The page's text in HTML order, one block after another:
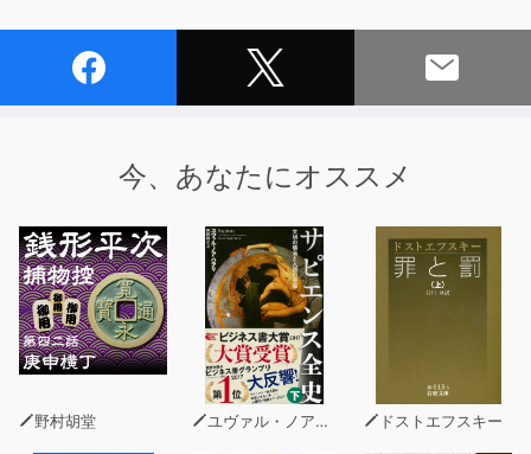
句やっと息を引き取れるひとが
数百件の「自然死」を見届けてきた著者の持論は、「死ぬ
のはがんに限る」ということ。
がん＝苦痛を伴うもの、という連想をしがちですが、
痛むのは、がんを治そうとして施される治療が、体を痛め
つけるためだといいます。
今、あなたにオススメ
野村胡堂 ユヴァル・ノア・ハラリ ドストエフスキー